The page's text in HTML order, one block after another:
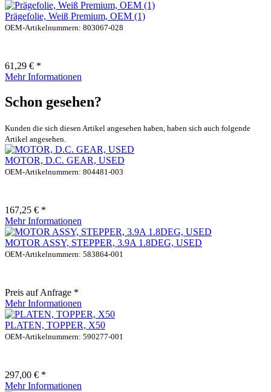
Prägefolie, Weiß Premium, OEM (1)
OEM-Artikelnummern: 803067-028
61,29 € *
Mehr Informationen
Schon gesehen?
Kunden die sich diesen Artikel angesehen haben, haben sich auch folgende
Artikel angesehen.
MOTOR, D.C. GEAR, USED
OEM-Artikelnummern: 804481-003
167,25 € *
Mehr Informationen
MOTOR ASSY, STEPPER, 3.9A 1.8DEG, USED
OEM-Artikelnummern: 583864-001
Preis auf Anfrage *
Mehr Informationen
PLATEN, TOPPER, X50
OEM-Artikelnummern: 590277-001
297,00 € *
Mehr Informationen